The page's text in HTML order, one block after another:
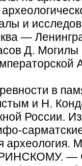
и
—
Д. Могилы
в
и Н.
России.
—